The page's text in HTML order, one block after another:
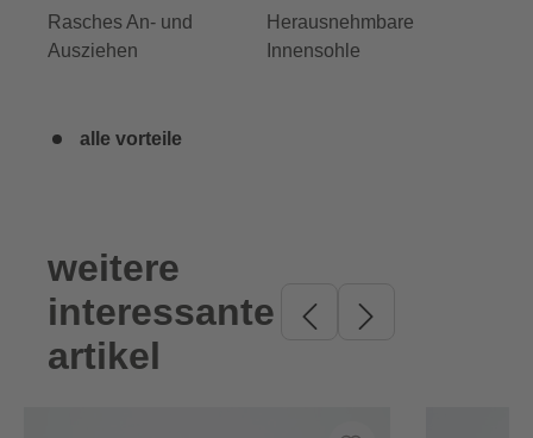
Rasches An- und
Ausziehen
Herausnehmbare
Innensohle
alle vorteile
Produktgalerie überspringen
weitere
interessante
artikel